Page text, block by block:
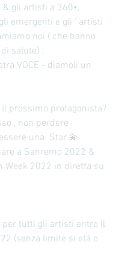
& gli artisti a 360•,
emergenti e gli ‘ artisti
noi ( che hanno
salute) .
VOCE - diamoli un
prossimo protagonista?
, non perdere
una  Star 💫
a Sanremo 2022 &
Week 2022 in diretta su
per tutti gli artisti entro il
(senza limite si età o